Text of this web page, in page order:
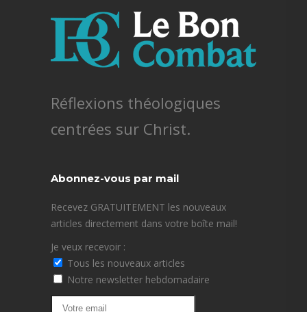
Réflexions théologiques
centrées sur Christ.
Abonnez-vous par mail
Recevez GRATUITEMENT les nouveaux
articles directement dans votre boîte mail!
Je veux recevoir :
Tous les nouveaux articles
Notre newsletter hebdomadaire